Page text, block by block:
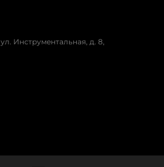
Инструментальная, д. 8,